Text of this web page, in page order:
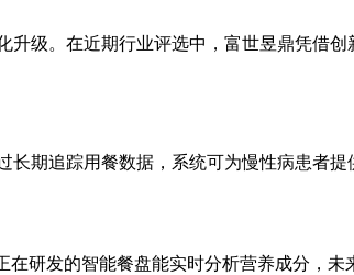
级。在近期行业评选中，富世昱鼎凭借创
期追踪用餐数据，系统可为慢性病患者
研发的智能餐盘能实时分析营养成分，